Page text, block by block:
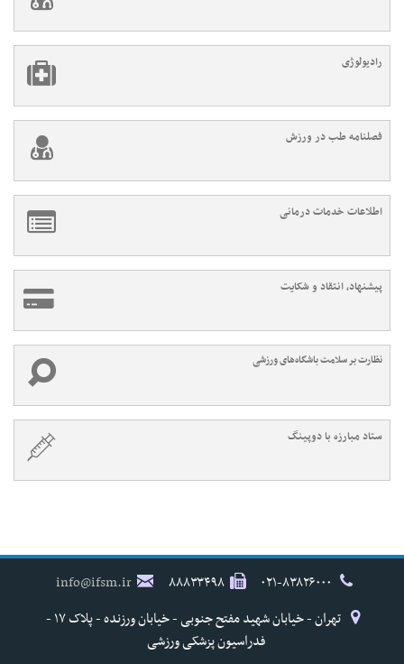
رادیولوژی
فصلنامه طب در ورزش
اطلاعات خدمات درمانی
پیشنهاد، انتقاد و شکایت
نظارت بر سلامت باشگاه‌های ورزشی
ستاد مبارزه با دوپینگ
۸۸۸۳۳۴۹۸
info@ifsm.ir
تهران - خیابان شهید مفتح جنوبی - خیابان ورزنده - پلاک ۱۷ -
فدراسیون پزشکی ورزشی